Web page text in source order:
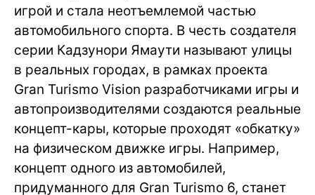
игрой и стала неотъемлемой частью
автомобильного спорта. В честь создателя
серии Кадзунори Ямаути называют улицы
в реальных городах, в рамках проекта
Gran Turismo Vision разработчиками игры и
автопроизводителями создаются реальные
концепт-кары, которые проходят «обкатку»
на физическом движке игры. Например,
концепт одного из автомобилей,
придуманного для Gran Turismo 6, станет